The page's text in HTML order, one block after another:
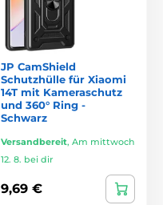
JP CamShield
Schutzhülle für Xiaomi
14T mit Kameraschutz
und 360° Ring -
Schwarz
Versandbereit, Am mittwoch
12. 8. bei dir
9,69 €